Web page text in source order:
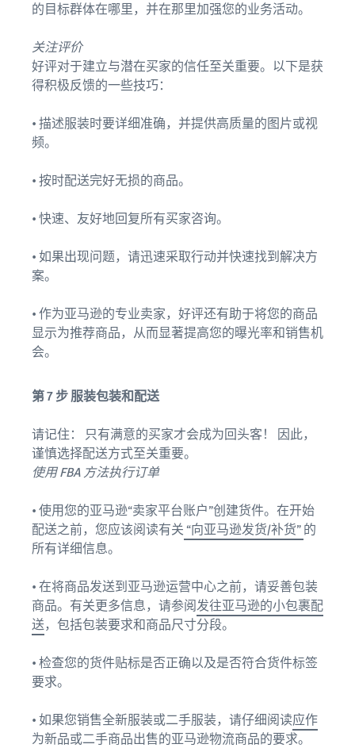
的目标群体在哪里，并在那里加强您的业务活动。
关注评价
好评对于建立与潜在买家的信任至关重要。以下是获
得积极反馈的一些技巧：
• 描述服装时要详细准确，并提供高质量的图片或视
频。
• 按时配送完好无损的商品。
• 快速、友好地回复所有买家咨询。
• 如果出现问题，请迅速采取行动并快速找到解决方
案。
• 作为亚马逊的专业卖家，好评还有助于将您的商品
显示为推荐商品，从而显著提高您的曝光率和销售机
会。
第 7 步 服装包装和配送
请记住： 只有满意的买家才会成为回头客！ 因此，
谨慎选择配送方式至关重要。
使用 FBA 方法执行订单
• 使用您的亚马逊“卖家平台账户”创建货件。在开始
配送之前，您应该阅读有关 “向亚马逊发货/补货” 的
所有详细信息。
• 在将商品发送到亚马逊运营中心之前，请妥善包装
商品。有关更多信息，请参阅发往亚马逊的小包裹配
送，包括包装要求和商品尺寸分段。
• 检查您的货件贴标是否正确以及是否符合货件标签
要求。
• 如果您销售全新服装或二手服装，请仔细阅读应作
为新品或二手商品出售的亚马逊物流商品的要求。